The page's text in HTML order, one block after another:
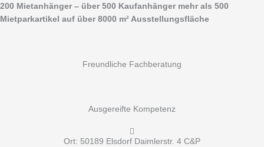
Zum
Inhalt
200 Mietanhänger – über 500 Kaufanhänger mehr als 500
Mietparkartikel auf über 8000 m² Ausstellungsfläche
Freundliche Fachberatung
Ausgereifte Kompetenz
Ort: 50189 Elsdorf Daimlerstr. 4 C&P
Suchen
nach: